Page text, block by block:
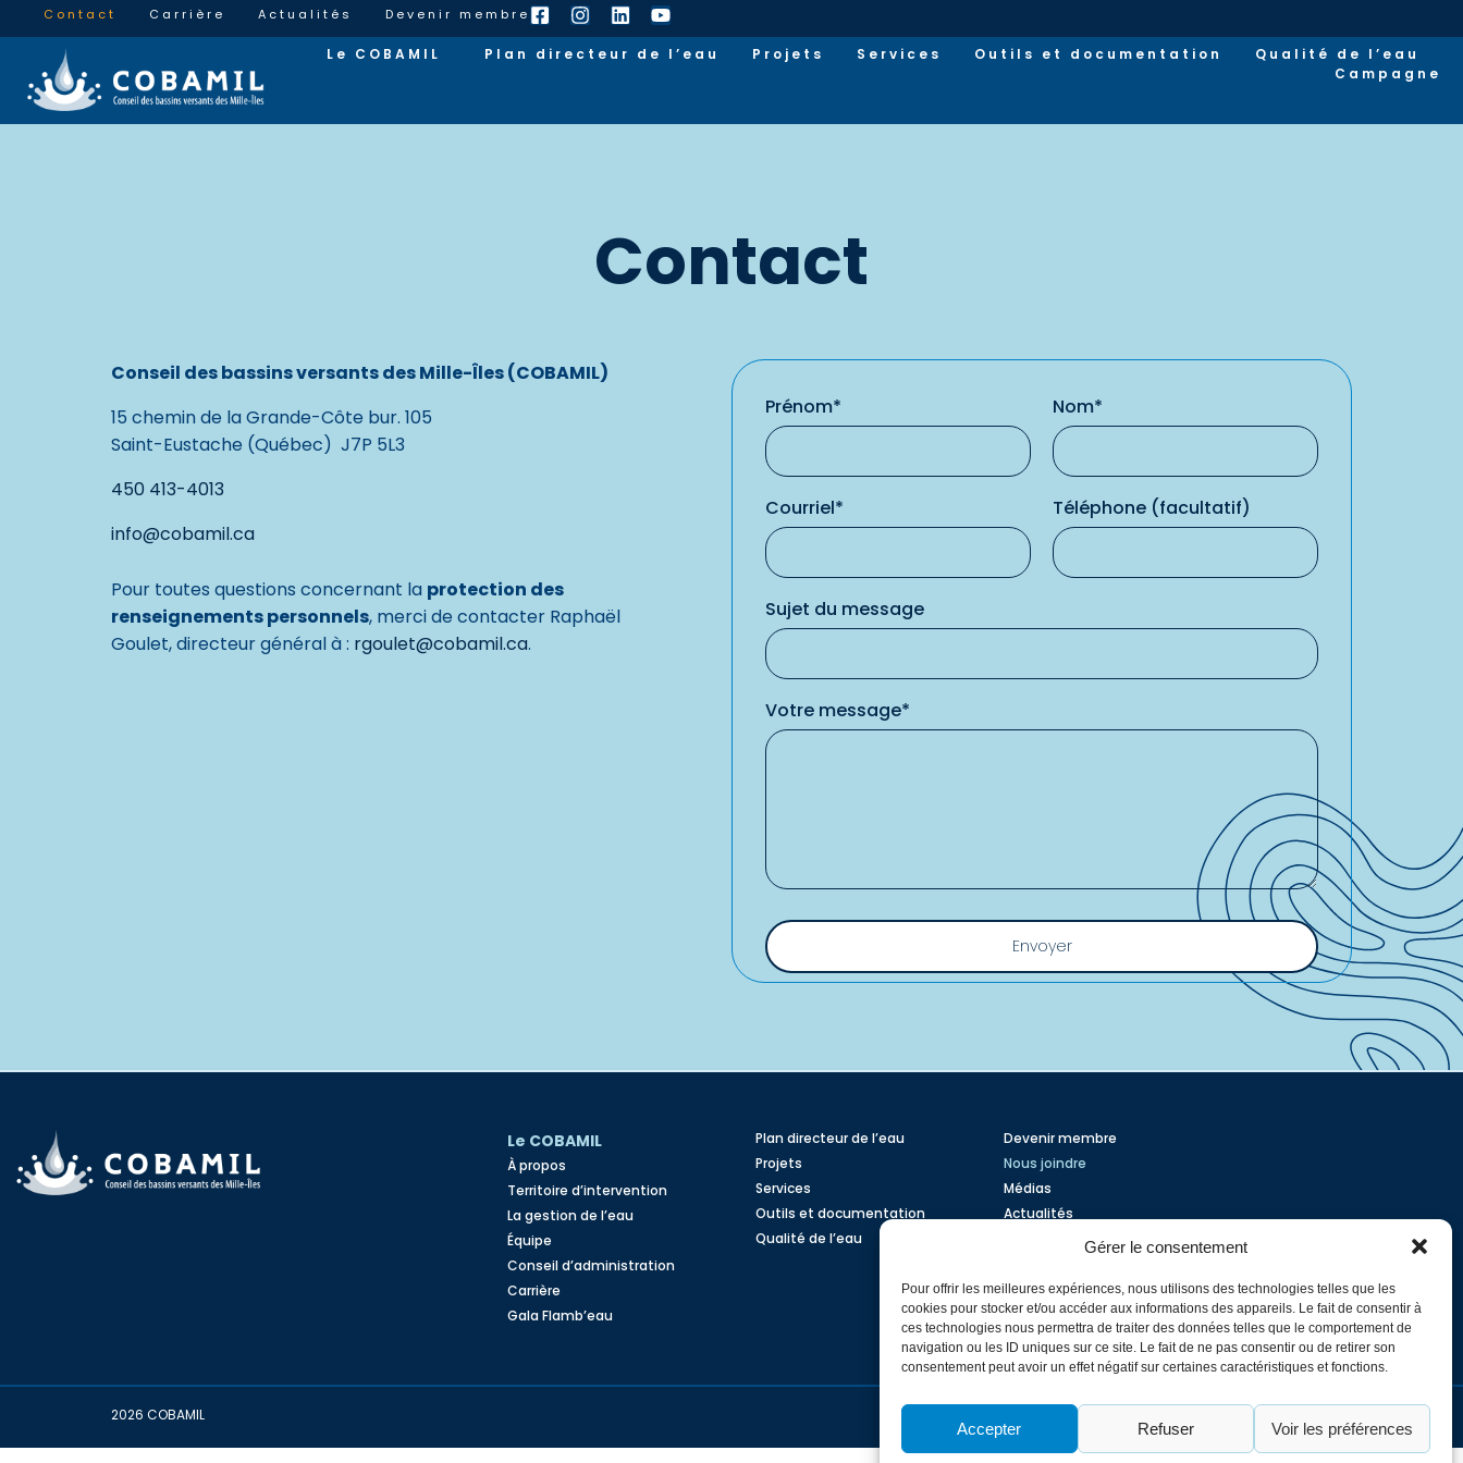
Gérer le consentement
Pour offrir les meilleures expériences, nous utilisons des technologies telles que les
cookies pour stocker et/ou accéder aux informations des appareils. Le fait de consentir à
ces technologies nous permettra de traiter des données telles que le comportement de
navigation ou les ID uniques sur ce site. Le fait de ne pas consentir ou de retirer son
consentement peut avoir un effet négatif sur certaines caractéristiques et fonctions.
Accepter Refuser Voir les préférences
Contact Carrière Actualités Devenir membre
Le COBAMIL Plan directeur de l’eau Projets Services Outils et documentation
Qualité de l’eau
Campagne
Contact
Conseil des bassins versants des Mille-Îles (COBAMIL)
15 chemin de la Grande-Côte bur. 105
Saint-Eustache (Québec) J7P 5L3
450 413-4013
info@cobamil.ca
Pour toutes questions concernant la protection des
renseignements personnels, merci de contacter Raphaël
Goulet, directeur général à : rgoulet@cobamil.ca.
Prénom* Nom*
Courriel* Téléphone (facultatif)
Sujet du message
Votre message*
Le COBAMIL
À propos
Territoire d’intervention
La gestion de l’eau
Équipe
Conseil d’administration
Carrière
Gala Flamb’eau
Plan directeur de l’eau
Projets
Services
Outils et documentation
Qualité de l’eau
Devenir membre
Nous joindre
Médias
Actualités
Foire aux questions
2026 COBAMIL Politique de confidentialité